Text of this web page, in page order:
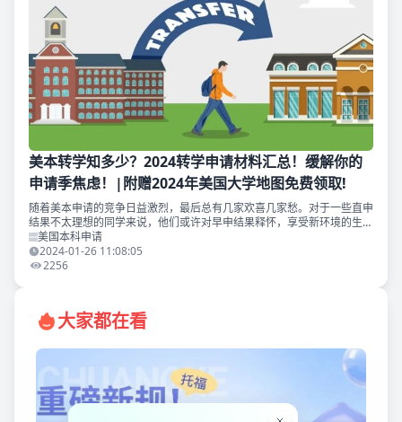
美本转学知多少？2024转学申请材料汇总！缓解你的
申请季焦虑！|附赠2024年美国大学地图免费领取!
随着美本申请的竞争日益激烈，最后总有几家欢喜几家愁。对于一些直申
结果不太理想的同学来说，他们或许对早申结果释怀，享受新环境的生
活，但也有一些同学想要继续冲击，抑或发现自己的专业兴趣/职业规划
发生了变化，这时，在美
美国本科申请
2024-01-26 11:08:05
2256
大家都在看